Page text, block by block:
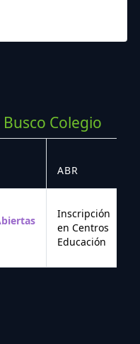
Busco Colegio
ABR
Inscripción
en Centros
Educación